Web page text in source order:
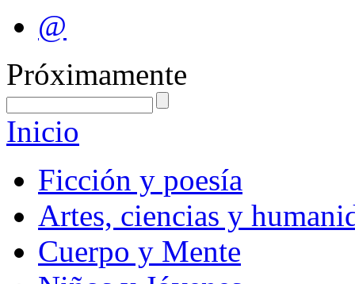
@
Próximamente
Inicio
Ficción y poesía
Artes, ciencias y
Cuerpo y Mente